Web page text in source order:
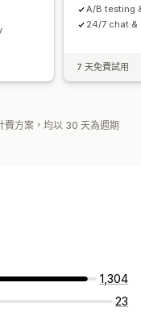
A/B testing
24/7 chat &
7 天免費試用
費方案，均以 30 天為週期
1,304
23